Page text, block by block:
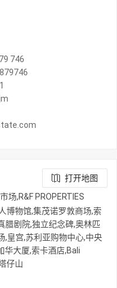
746
打开地图
场,R&F PROPERTIES
博物馆,集茂诺罗敦商场,索
腊剧院,独立纪念碑,奥林匹
,皇宫,苏利亚购物中心,中央
华大厦,索卡酒店,Bali
仔山